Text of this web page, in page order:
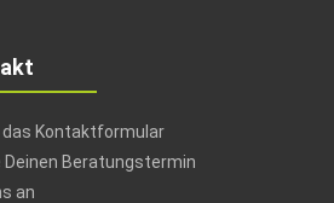
das Kontaktformular
Deinen Beratungstermin
an